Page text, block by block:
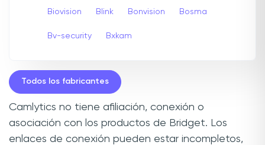
Biovision Blink Bonvision Bosma
Bv-security Bxkam
Todos los fabricantes
Camlytics no tiene afiliación, conexión o
asociación con los productos de Bridget. Los
enlaces de conexión pueden estar incompletos,